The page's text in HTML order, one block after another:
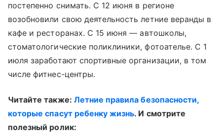
постепенно снимать. С 12 июня в регионе
возобновили свою деятельность летние веранды в
кафе и ресторанах. С 15 июня — автошколы,
стоматологические поликлиники, фотоателье. С 1
июля заработают спортивные организации, в том
числе фитнес-центры.
Читайте также: Летние правила безопасности,
которые спасут ребенку жизнь. И смотрите
полезный ролик: